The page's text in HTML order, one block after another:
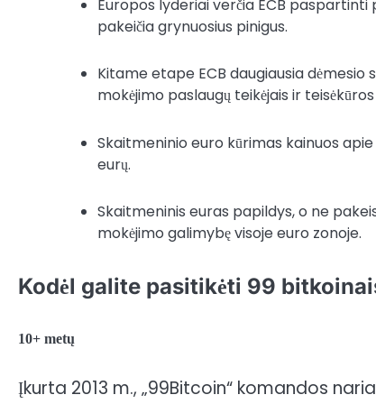
Europos lyderiai verčia ECB
pakeičia grynuosius pinigus.
Kitame etape ECB daugiausia
mokėjimo paslaugų teikėjais ir
Skaitmeninio euro kūrimas kainuos
eurų.
Skaitmeninis euras papildys, o ne
mokėjimo galimybę visoje euro zonoje.
Kodėl galite pasitikėti 99
10+ metų
Įkurta 2013 m., „99Bitcoin“ komandos